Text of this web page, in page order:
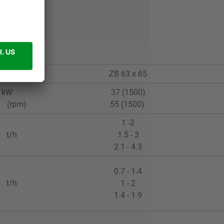
ZB 63 x 65
kW
(rpm)
37 (1500)
55 (1500)
t/h
1 -2
1.5 - 3
2.1 - 4.3
t/h
0.7 - 1.4
1 - 2
1.4 - 1.9